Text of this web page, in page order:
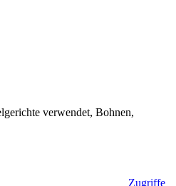
verwendet, Bohnen,
Zugriffe